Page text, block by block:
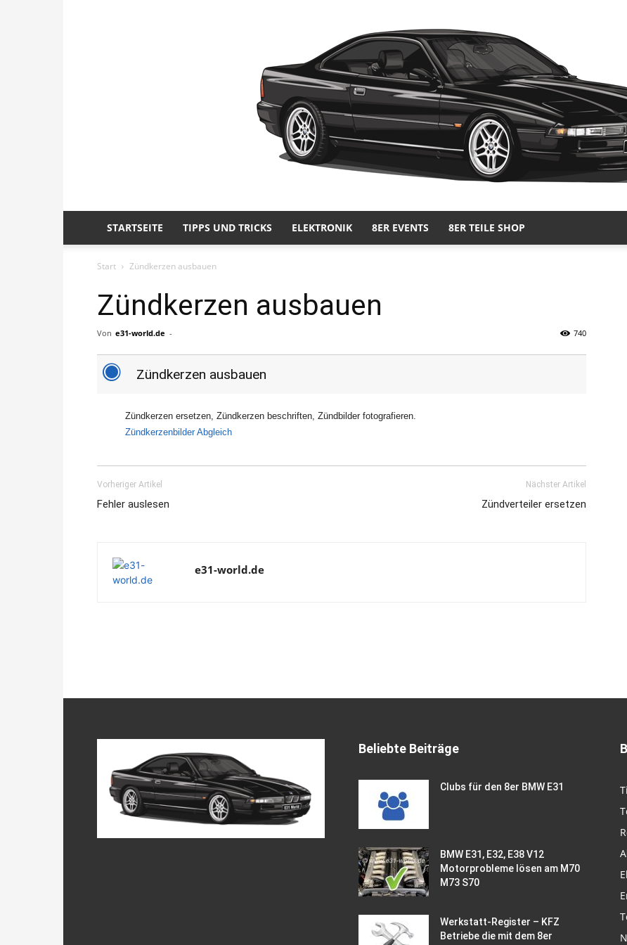
STARTSEITE TIPPS UND TRICKS ELEKTRONIK 8ER EVENTS 8ER TEILE SHOP
Start Zündkerzen ausbauen
Zündkerzen ausbauen
Von e31-world.de - 740
F Zündkerzen ausbauen
Zündkerzen ersetzen, Zündkerzen beschriften, Zündbilder fotografieren.
Zündkerzenbilder Abgleich
Vorheriger Artikel
Fehler auslesen
Nächster Artikel
Zündverteiler ersetzen
e31-world.de
Beliebte Beiträge
Clubs für den 8er BMW E31
BMW E31, E32, E38 V12
Motorprobleme lösen am M70
M73 S70
Werkstatt-Register – KFZ
Betriebe die mit dem 8er